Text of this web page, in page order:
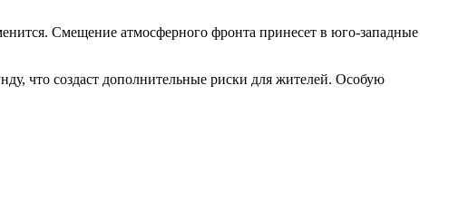
Смещение атмосферного фронта принесет в юго-западные
что создаст дополнительные риски для жителей. Особую